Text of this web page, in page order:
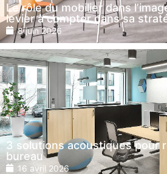
Le rôle du mobilier dans
levier à compter dans sa
8 juin 2026
3 solutions acoustiques pour
bureau
16 avril 2026